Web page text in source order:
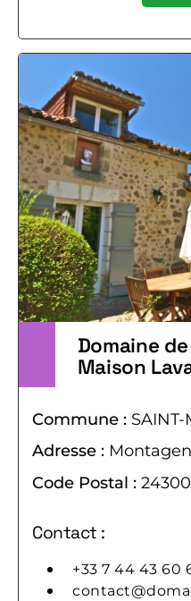
Domaine
Maison
Commune : SAINT-
Adresse :
Code Postal : 24300
Contact :
+33 7 44 43 60